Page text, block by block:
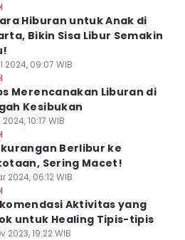
Hiburan untuk Anak di
Bikin Sisa Libur Semakin
2024, 09:07 WIB
Merencanakan Liburan di
Kesibukan
2024, 10:17 WIB
Berlibur ke
Sering Macet!
2024, 06:12 WIB
Aktivitas yang
untuk Healing Tipis-tipis
2023, 19:22 WIB